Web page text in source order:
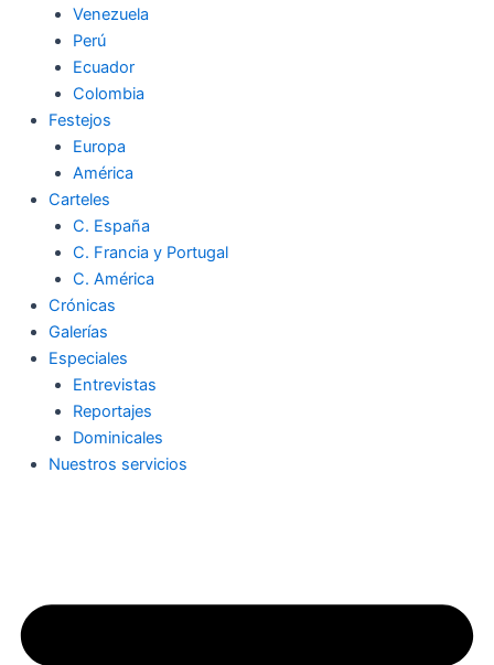
Venezuela
Perú
Ecuador
Colombia
Festejos
Europa
América
Carteles
C. España
C. Francia y Portugal
C. América
Crónicas
Galerías
Especiales
Entrevistas
Reportajes
Dominicales
Nuestros servicios